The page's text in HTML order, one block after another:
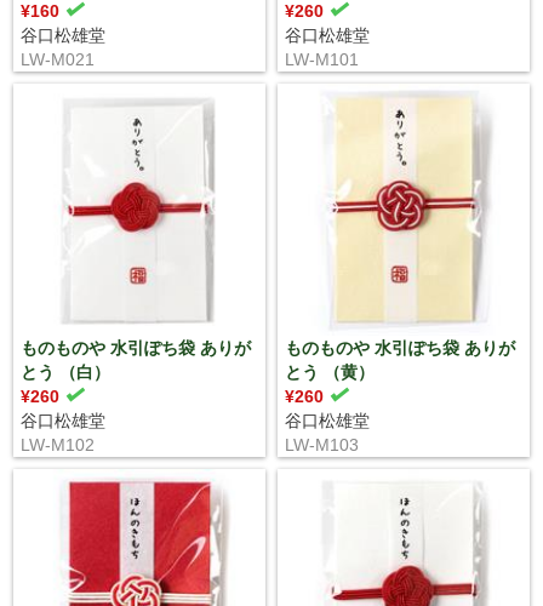
¥160
谷口松雄堂
LW-M021
¥260
谷口松雄堂
LW-M101
ものものや 水引ぽち袋 ありが
とう （白）
¥260
谷口松雄堂
LW-M102
ものものや 水引ぽち袋 ありが
とう （黄）
¥260
谷口松雄堂
LW-M103